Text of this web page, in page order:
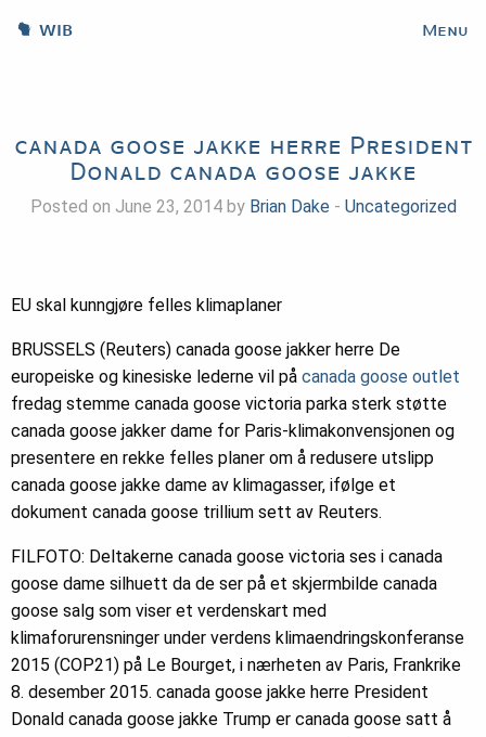
WIB Menu
canada goose jakke herre President
Donald canada goose jakke
Posted on June 23, 2014 by Brian Dake- Uncategorized
EU skal kunngjøre felles klimaplaner
BRUSSELS (Reuters) canada goose jakker herre De
europeiske og kinesiske lederne vil på canada goose outlet
fredag ​​stemme canada goose victoria parka sterk støtte
canada goose jakker dame for Paris-klimakonvensjonen og
presentere en rekke felles planer om å redusere utslipp
canada goose jakke dame av klimagasser, ifølge et
dokument canada goose trillium sett av Reuters.
FILFOTO: Deltakerne canada goose victoria ses i canada
goose dame silhuett da de ser på et skjermbilde canada
goose salg som viser et verdenskart med
klimaforurensninger under verdens klimaendringskonferanse
2015 (COP21) på Le Bourget, i nærheten av Paris, Frankrike
8. desember 2015. canada goose jakke herre President
Donald canada goose jakke Trump er canada goose satt å